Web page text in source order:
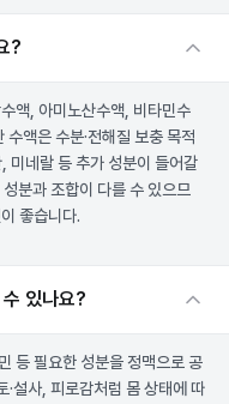
?
액, 아미노산수액, 비타민수
액은 수분·전해질 보충 목적
미네랄 등 추가 성분이 들어갈
분과 조합이 다를 수 있으므
좋습니다.
있나요?
등 필요한 성분을 정맥으로 공
설사, 피로감처럼 몸 상태에 따